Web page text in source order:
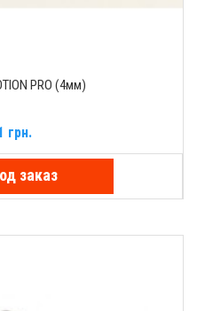
PRO (4мм)
грн.
заказ